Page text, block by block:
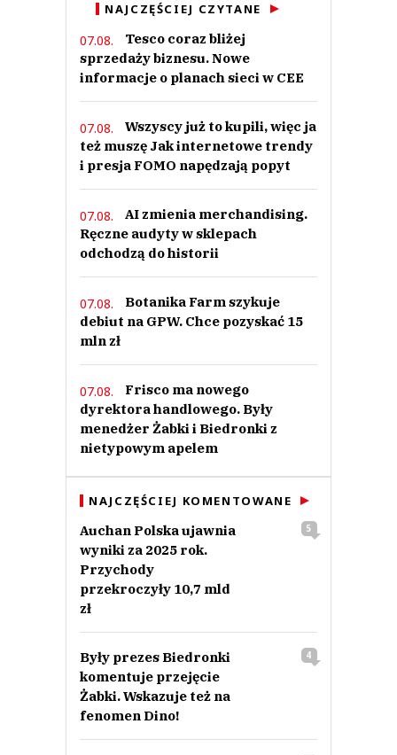
NAJCZĘŚCIEJ CZYTANE
07.08.
Tesco coraz bliżej
sprzedaży biznesu. Nowe
informacje o planach sieci w CEE
07.08.
Wszyscy już to kupili, więc ja
też muszę Jak internetowe trendy
i presja FOMO napędzają popyt
07.08.
AI zmienia merchandising.
Ręczne audyty w sklepach
odchodzą do historii
07.08.
Botanika Farm szykuje
debiut na GPW. Chce pozyskać 15
mln zł
07.08.
Frisco ma nowego
dyrektora handlowego. Były
menedżer Żabki i Biedronki z
nietypowym apelem
NAJCZĘŚCIEJ KOMENTOWANE
Auchan Polska ujawnia
wyniki za 2025 rok.
Przychody
przekroczyły 10,7 mld
zł
5
Były prezes Biedronki
komentuje przejęcie
Żabki. Wskazuje też na
fenomen Dino!
4